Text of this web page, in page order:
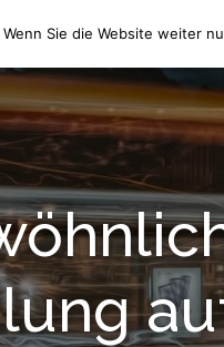
Sie die Website weiter